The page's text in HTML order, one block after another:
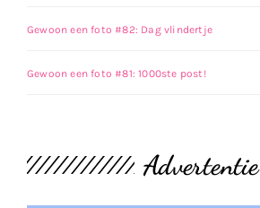
Gewoon een foto #82: Dag vlindertje
Gewoon een foto #81: 1000ste post!
Advertentie